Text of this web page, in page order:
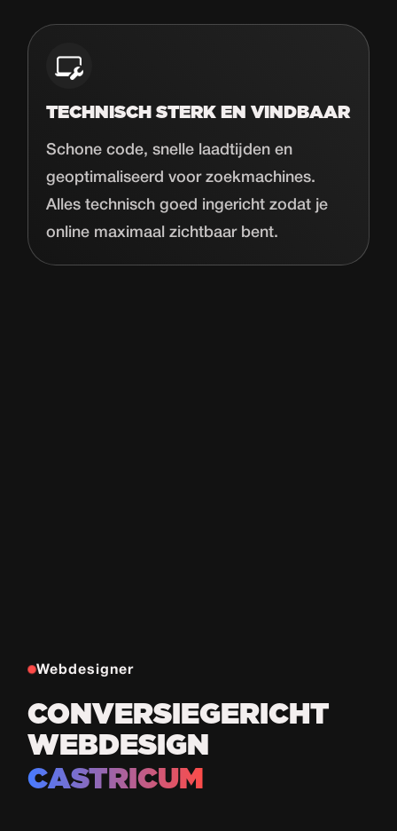
TECHNISCH STERK EN VINDBAAR
Schone code, snelle laadtijden en
geoptimaliseerd voor zoekmachines.
Alles technisch goed ingericht zodat je
online maximaal zichtbaar bent.
Webdesigner
CONVERSIEGERICHT
WEBDESIGN
CASTRICUM